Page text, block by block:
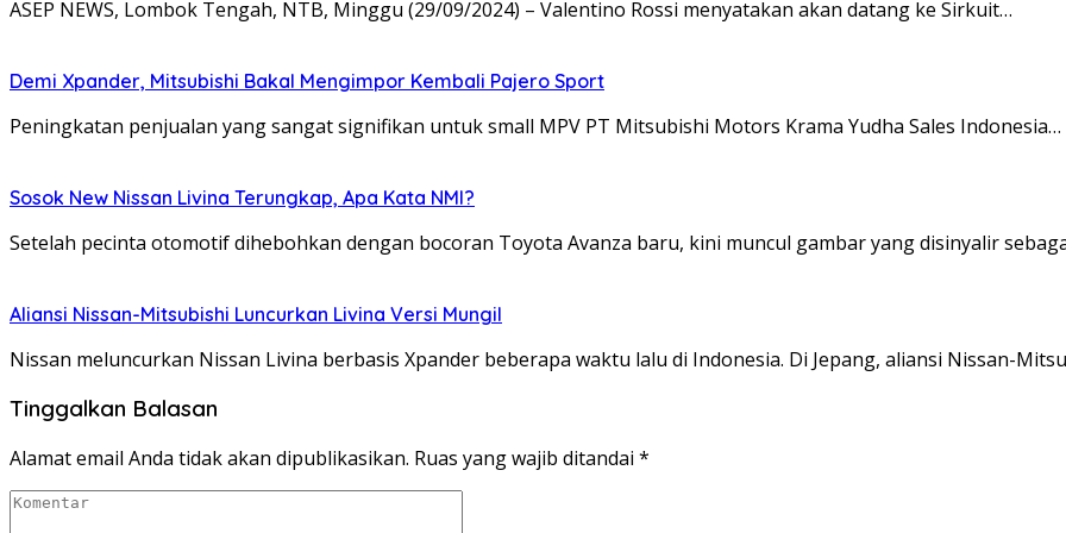
ASEP NEWS, Lombok Tengah, NTB, Minggu (29/09/2024) – Valentino Rossi menyatakan akan datang ke Sirkuit…
Demi Xpander, Mitsubishi Bakal Mengimpor Kembali Pajero Sport
Peningkatan penjualan yang sangat signifikan untuk small MPV PT Mitsubishi Motors Krama Yudha Sales Indonesia…
Sosok New Nissan Livina Terungkap, Apa Kata NMI?
Setelah pecinta otomotif dihebohkan dengan bocoran Toyota Avanza baru, kini muncul gambar yang disinyalir
Aliansi Nissan-Mitsubishi Luncurkan Livina Versi Mungil
Nissan meluncurkan Nissan Livina berbasis Xpander beberapa waktu lalu di Indonesia. Di Jepang, aliansi Nissan-
Tinggalkan Balasan
Alamat email Anda tidak akan dipublikasikan. Ruas yang wajib ditandai *